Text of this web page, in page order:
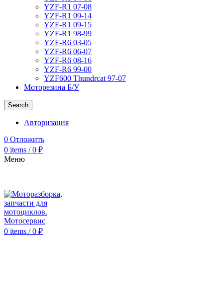
YZF-R1 07-08
YZF-R1 09-14
YZF-R1 09-15
YZF-R1 98-99
YZF-R6 03-05
YZF-R6 06-07
YZF-R6 08-16
YZF-R6 99-00
YZF600 Thundrcat 97-07
Моторезина Б/У
Search
Авторизация
0 Отложить
0 items / 0 ₽
Меню
0 items / 0 ₽